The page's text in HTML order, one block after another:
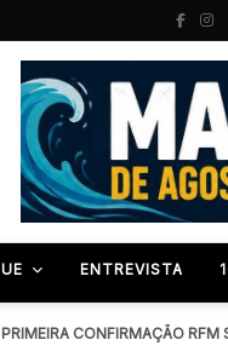
ENTREVISTA